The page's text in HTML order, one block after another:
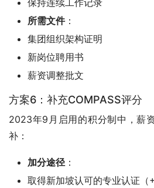
保持连续工作记录
所需文件：
集团组织架构证明
新岗位聘用书
薪资调整批文
方案6：补充COMPASS评分
2023年9月启用的积分制中，薪
补：
加分途径：
取得新加坡认可的专业认证（